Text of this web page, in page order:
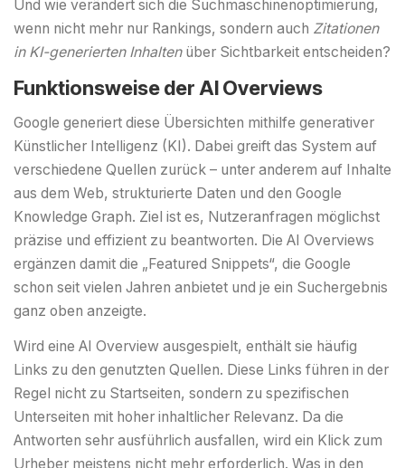
Und wie verändert sich die Suchmaschinenoptimierung,
wenn nicht mehr nur Rankings, sondern auch Zitationen
in KI-generierten Inhaltenüber Sichtbarkeit entscheiden?
Funktionsweise der AI Overviews
Google generiert diese Übersichten mithilfe generativer
Künstlicher Intelligenz (KI). Dabei greift das System auf
verschiedene Quellen zurück – unter anderem auf Inhalte
aus dem Web, strukturierte Daten und den Google
Knowledge Graph. Ziel ist es, Nutzeranfragen möglichst
präzise und effizient zu beantworten. Die AI Overviews
ergänzen damit die „Featured Snippets“, die Google
schon seit vielen Jahren anbietet und je ein Suchergebnis
ganz oben anzeigte.
Wird eine AI Overview ausgespielt, enthält sie häufig
Links zu den genutzten Quellen. Diese Links führen in der
Regel nicht zu Startseiten, sondern zu spezifischen
Unterseiten mit hoher inhaltlicher Relevanz. Da die
Antworten sehr ausführlich ausfallen, wird ein Klick zum
Urheber meistens nicht mehr erforderlich. Was in den